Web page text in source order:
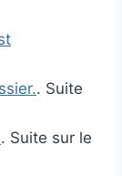
. Suite
. Suite sur le